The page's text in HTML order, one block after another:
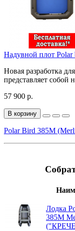
Надувной плот Polar
Новая разработка
представляет собой
57 900 р.
В корзину
Polar Bird 385M
Лодка
385M